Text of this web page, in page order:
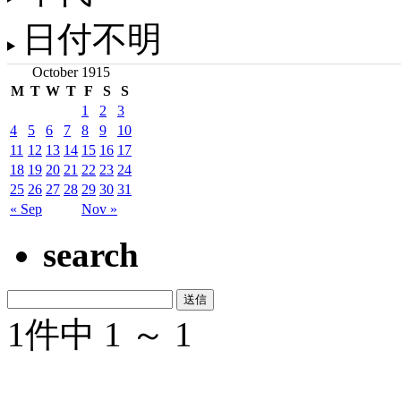
日付不明
October 1915
M T W T F S S
« Sep Nov »
1 2
3
4
5 6 7 8 9
10
11 12 13 14 15 16 17
18 19 20 21 22 23 24
25 26 27 28 29 30 31
search
1件中 1 ～ 1